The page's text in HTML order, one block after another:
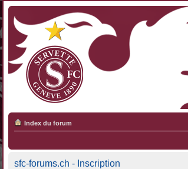
Index du forum
sfc-forums.ch - Inscription